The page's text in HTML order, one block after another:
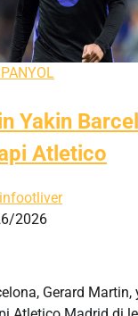
Yakin
Atletico
2026
Gerard